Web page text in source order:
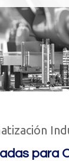
para